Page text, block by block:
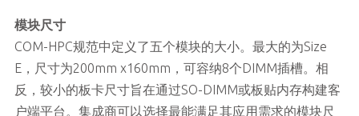
模块尺寸
COM-HPC规范中定义了五个模块的大小。最大的为Size
E，尺寸为200mm x160mm，可容纳8个DIMM插槽。相
反，较小的板卡尺寸旨在通过SO-DIMM或板贴内存构建客
户端平台。集成商可以选择最能满足其应用需求的模块尺